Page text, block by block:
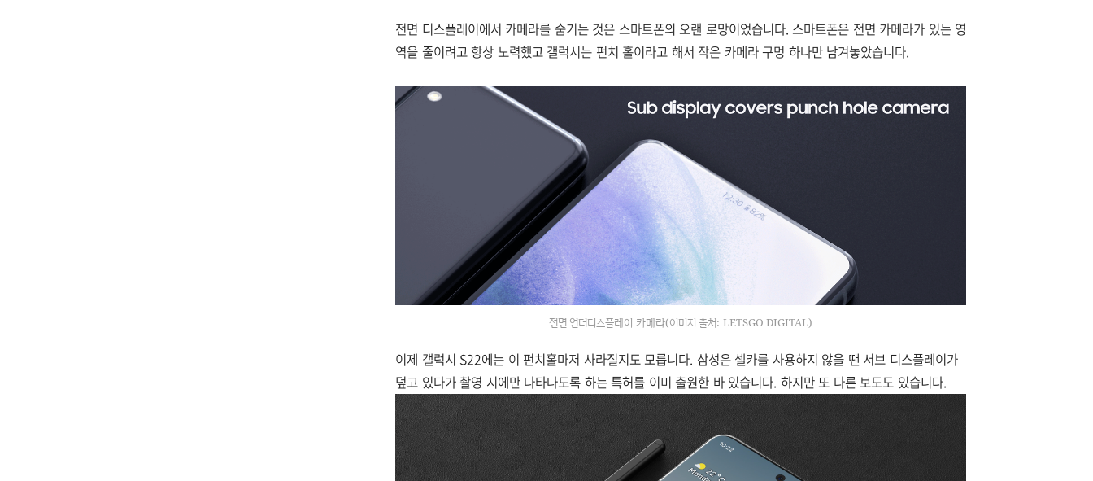
전면 디스플레이에서 카메라를 숨기는 것은 스마트폰의 오랜 로망이었습니다. 스마트폰은 전면 카메라가 있는 영
역을 줄이려고 항상 노력했고 갤럭시는 펀치 홀이라고 해서 작은 카메라 구멍 하나만 남겨놓았습니다.
전면 언더디스플레이 카메라(이미지 출처: LETSGO DIGITAL)
이제 갤럭시 S22에는 이 펀치홀마저 사라질지도 모릅니다. 삼성은 셀카를 사용하지 않을 땐 서브 디스플레이가
덮고 있다가 촬영 시에만 나타나도록 하는 특허를 이미 출원한 바 있습니다. 하지만 또 다른 보도도 있습니다.